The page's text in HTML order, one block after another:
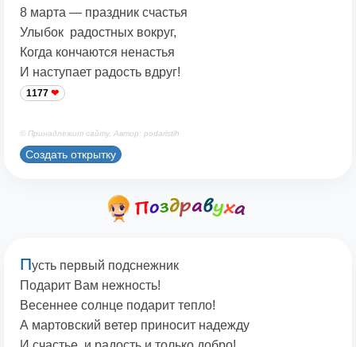
8 марта — праздник счастья
Улыбок радостных вокруг,
Когда кончаются ненастья
И наступает радость вдруг!
1177
© Принадлежит сайту. Автор: podaristih
Создать открытку
Пусть первый подснежник
Подарит Вам нежность!
Весеннее солнце подарит тепло!
А мартовский ветер приносит надежду